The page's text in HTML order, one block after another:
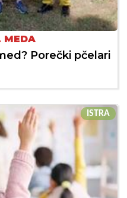
MEDA
Porečki pčelari
ISTRA